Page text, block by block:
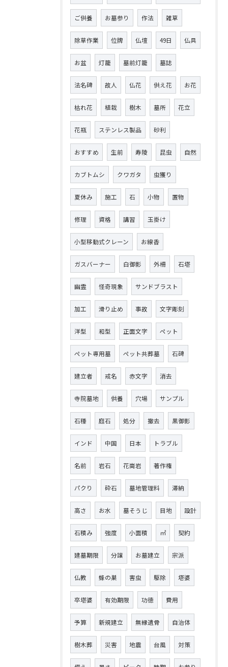
ご供養 お墓参り 作法 雑草
除草作業 位牌 仏壇 49日 仏具
お盆 灯籠 墓前灯籠 墓誌
法名碑 故人 仏花 供え花 お花
枯れ花 植栽 樹木 墓所 花立
花瓶 ステンレス製品 砂利
おすすめ 生前 寿陵 昆虫 自然
カブトムシ クワガタ 虫獲り
夏休み 施工 石 小物 置物
修理 資格 講習 玉掛け
小型移動式クレーン お線香
ガスバーナー 白御影 外柵 石塔
幽霊 怪奇現象 サンドブラスト
加工 滑り止め 事故 文字彫刻
洋型 和型 正面文字 ペット
ペット専用墓 ペット共葬墓 石碑
建立者 戒名 赤文字 消去
寺院墓地 供養 穴場 サンプル
石種 庭石 処分 撤去 黒御影
インド 中国 日本 トラブル
名前 岩石 花崗岩 著作権
パクり 砕石 墓地管理料 滞納
高さ お水 墓そうじ 目地 設計
石積み 強度 小面積 ㎡ 契約
建墓期限 分譲 お墓建立 宗派
仏教 蜂の巣 害虫 駆除 塔婆
卒塔婆 有効期限 功徳 費用
予算 新規建立 無縁遺骨 自治体
樹木葬 災害 地震 台風 対策